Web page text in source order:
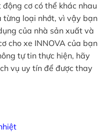
cơ có thể khác nhau
loại nhớt, vì vậy bạn
của nhà sản xuất và
cho xe INNOVA của bạn
tự tin thực hiện, hãy
vụ uy tín để được thay